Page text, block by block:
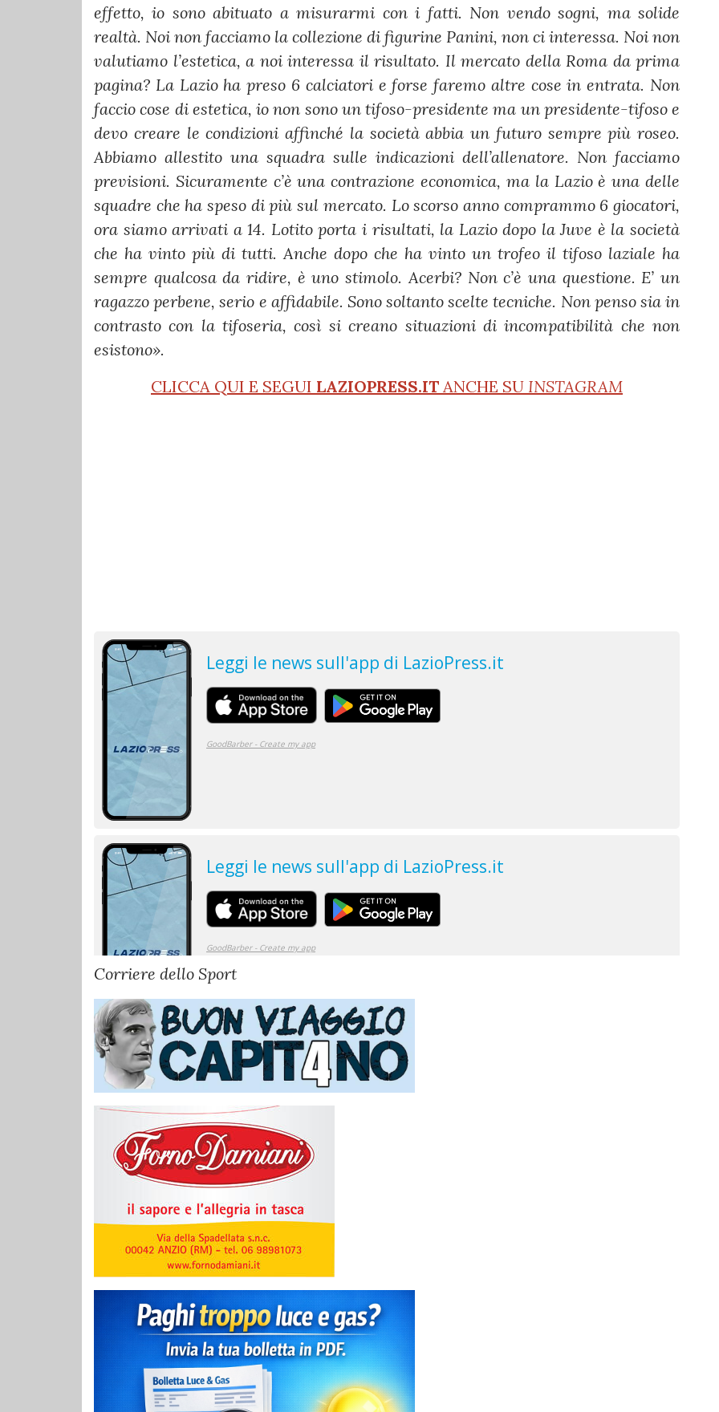
effetto, io sono abituato a misurarmi con i fatti. Non vendo sogni, ma solide
realtà. Noi non facciamo la collezione di figurine Panini, non ci interessa. Noi non
valutiamo l’estetica, a noi interessa il risultato. Il mercato della Roma da prima
pagina? La Lazio ha preso 6 calciatori e forse faremo altre cose in entrata. Non
faccio cose di estetica, io non sono un tifoso-presidente ma un presidente-tifoso e
devo creare le condizioni affinché la società abbia un futuro sempre più roseo.
Abbiamo allestito una squadra sulle indicazioni dell’allenatore. Non facciamo
previsioni. Sicuramente c’è una contrazione economica, ma la Lazio è una delle
squadre che ha speso di più sul mercato. Lo scorso anno comprammo 6 giocatori,
ora siamo arrivati a 14. Lotito porta i risultati, la Lazio dopo la Juve è la società
che ha vinto più di tutti. Anche dopo che ha vinto un trofeo il tifoso laziale ha
sempre qualcosa da ridire, è uno stimolo. Acerbi? Non c’è una questione. E’ un
ragazzo perbene, serio e affidabile. Sono soltanto scelte tecniche. Non penso sia in
contrasto con la tifoseria, così si creano situazioni di incompatibilità che non
esistono».
CLICCA QUI E SEGUI LAZIOPRESS.IT ANCHE SU INSTAGRAM
Corriere dello Sport